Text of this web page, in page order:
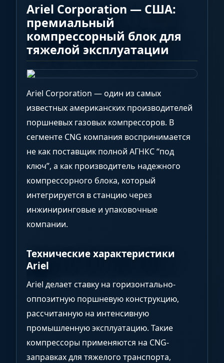
Ariel Corporation — США:
премиальный
компрессорный блок для
тяжелой эксплуатации
Ariel Corporation — один из самых
известных американских производителей
поршневых газовых компрессоров. В
сегменте CNG компания воспринимается
не как поставщик полной АГНКС “под
ключ”, а как производитель надежного
компрессорного блока, который
интегрируется в станцию через
инжиниринговые и упаковочные
компании.
Технические характеристики
Ariel
Ariel делает ставку на горизонтально-
оппозитную поршневую конструкцию,
рассчитанную на интенсивную
промышленную эксплуатацию. Такие
компрессоры применяются на CNG-
заправках для тяжелого транспорта,